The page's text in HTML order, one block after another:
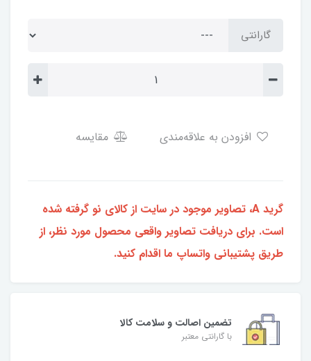
گارانتی
مقایسه
گرید A، تصاویر موجود در سایت از کالای نو گرفته شده
است. برای دریافت تصاویر واقعی محصول مورد نظر، از
طریق پشتیبانی واتساپ ما اقدام کنید.
تضمین اصالت و سلامت کالا
با گارانتی معتبر